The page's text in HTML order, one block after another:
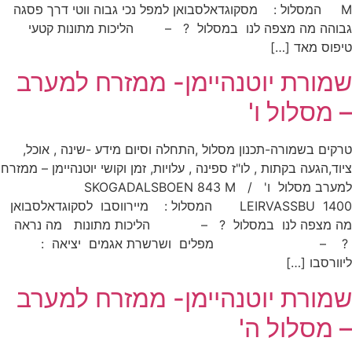
M המסלול : מסקוגדאלסבואן למפל נכי גבוה ווטי דרך פסגה
גבוהה מה מצפה לנו במסלול ? – הליכות מתונות קטעי
טיפוס מאד […]
שמורת יוטנהיימן- ממזרח למערב
– מסלול ו'
טרקים בשמורה-תכנון מסלול ,התחלה וסיום מידע -שינה , אוכל,
ציוד,הגעה בקתות , לו"ז ספינה , עלויות, זמן וקושי יוטנהיימן – ממזרח
למערב מסלול ו' SKOGADALSBOEN 843 M /
LEIRVASSBU 1400 המסלול : מיירווסבו לסקוגדאלסבואן
מה מצפה לנו במסלול ? – הליכות מתונות מה נראה
? – מפלים ושרשרת אגמים יציאה :
ליוורסבו […]
שמורת יוטנהיימן- ממזרח למערב
– מסלול ה'